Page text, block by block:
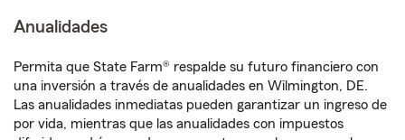
Anualidades
Permita que State Farm® respalde su futuro financiero con
una inversión a través de anualidades en Wilmington, DE.
Las anualidades inmediatas pueden garantizar un ingreso de
por vida, mientras que las anualidades con impuestos